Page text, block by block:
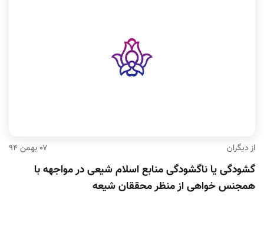
از دیگران ۰۷ بهمن ۹۴
گشودگی یا ناگشودگی منابع اسلام شیعی در مواجهه با
همجنس خواهی از منظر محققان شیعه